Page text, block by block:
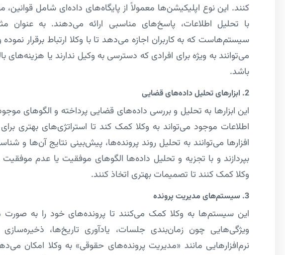
کنند. این نوع اپلیکیشن‌ها معمولاً از پایگاه‌های داده‌ای شامل
با تحلیل اطلاعات، پاسخ‌های مناسبی ارائه می‌دهند. به عنوان
سیستم‌هاست که به کاربران اجازه می‌دهد تا با وکلا ارتباط برقرار
می‌توانند به ویژه برای افرادی که دسترسی به وکیل ندارند یا هزینه‌های
باشد.
2. ابزارهای تحلیل داده‌های قضایی
این ابزارها به تحلیل و بررسی داده‌های قضایی پرداخته و الگوهای
اطلاعات موجود می‌تواند به وکلا کمک کند تا استراتژی‌های بهتری
افزارها می‌توانند به تحلیل روند پرونده‌ها، پیش‌بینی نتایج آن‌ها و
بپردازند و با تجزیه و تحلیل داده‌ها الگوهای موفقیت یا عدم
وکلا کمک کنند تا تصمیمات بهتری اتخاذ کنند.
3. سیستم‌های مدیریت پرونده
این سیستم‌ها به وکلا کمک می‌کنند تا پرونده‌های خود را به صورت
ویژگی‌هایی چون زمان‌بندی جلسات، یادآوری تاریخ‌ها،
نرم‌افزارهایی مانند «مدیریت پرونده‌های حقوقی» به وکلا امکان